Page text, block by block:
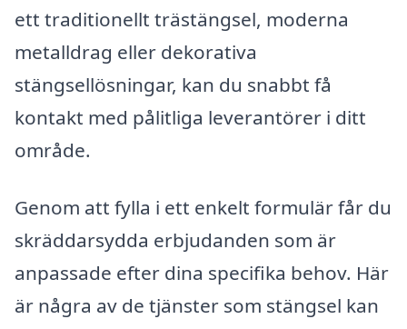
ett traditionellt trästängsel, moderna
metalldrag eller dekorativa
stängsellösningar, kan du snabbt få
kontakt med pålitliga leverantörer i ditt
område.
Genom att fylla i ett enkelt formulär får du
skräddarsydda erbjudanden som är
anpassade efter dina specifika behov. Här
är några av de tjänster som stängsel kan